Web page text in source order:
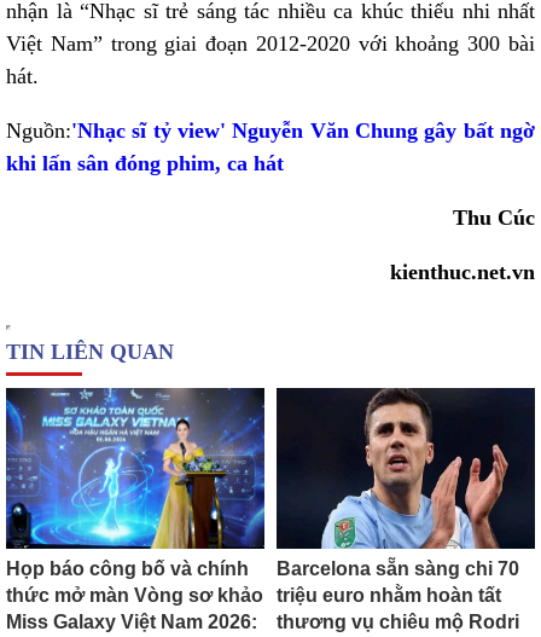
nhận là “Nhạc sĩ trẻ sáng tác nhiều ca khúc thiếu nhi nhất
Việt Nam” trong giai đoạn 2012-2020 với khoảng 300 bài
hát.
Nguồn:'Nhạc sĩ tỷ view' Nguyễn Văn Chung gây bất ngờ
khi lấn sân đóng phim, ca hát
Thu Cúc
kienthuc.net.vn
TIN LIÊN QUAN
Họp báo công bố và chính
thức mở màn Vòng sơ khảo
Miss Galaxy Việt Nam 2026:
Barcelona sẵn sàng chi 70
triệu euro nhằm hoàn tất
thương vụ chiêu mộ Rodri